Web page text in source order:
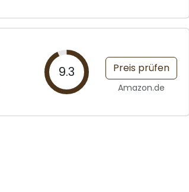
9.3 Preis prüfen
Amazon.de